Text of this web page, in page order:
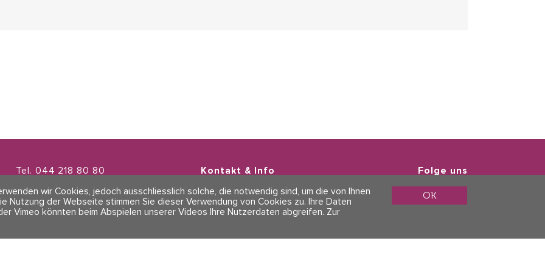
Tel. 044 218 80 80
Kontakt & Info
Impressum & Datenschutz
Folge uns
wir Cookies, jedoch ausschliesslich solche, die notwendig sind, um die von Ihnen
Nutzung der Webseite stimmen Sie dieser Verwendung von Cookies zu. Ihre Daten
Vimeo könnten beim Abspielen unserer Videos Ihre Nutzerdaten abgreifen. Zur
OK